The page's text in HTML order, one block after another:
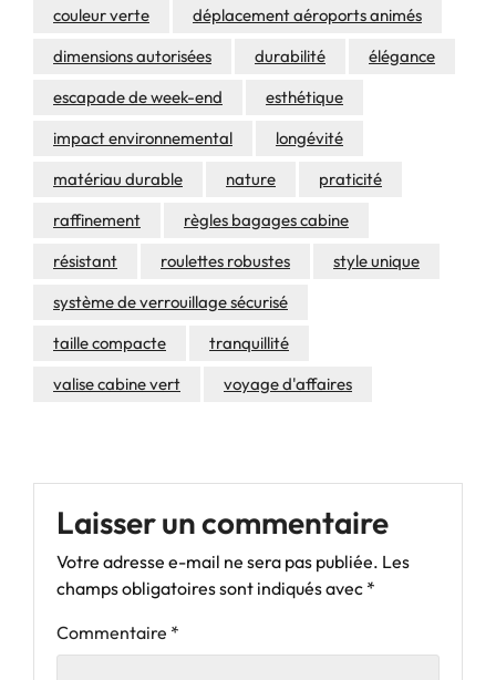
couleur verte
déplacement aéroports animés
dimensions autorisées
durabilité
élégance
escapade de week-end
esthétique
impact environnemental
longévité
matériau durable
nature
praticité
raffinement
règles bagages cabine
résistant
roulettes robustes
style unique
système de verrouillage sécurisé
taille compacte
tranquillité
valise cabine vert
voyage d'affaires
Laisser un commentaire
Votre adresse e-mail ne sera pas publiée. Les
champs obligatoires sont indiqués avec *
Commentaire *